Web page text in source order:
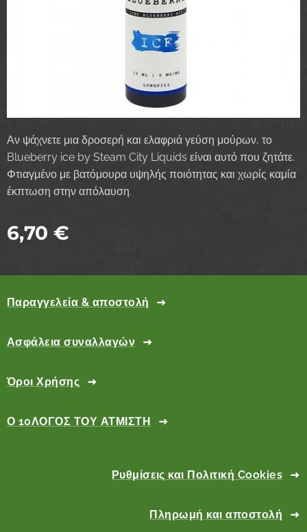
Αν ψάχνετε μια δροσερή και ελαφριά γεύση μούρων, το
Blueberry ice by Steam City Liquids είναι αυτό που ζητάτε.
Φτιαγμένο με βατόμουρα υψηλής ποιότητας και χωρίς καμία
έκπτωση στην απόλαυση.
6,70 €
Παραγγελεία & αποστολή
Ασφάλεια συναλλαγών
Όροι Χρήσης
Ο 10ΛΟΓΟΣ ΤΟΥ ΑΤΜΙΣΤΗ
Ρυθμίσεις και Πολιτική Cookies
Πληρωμή και αποστολή